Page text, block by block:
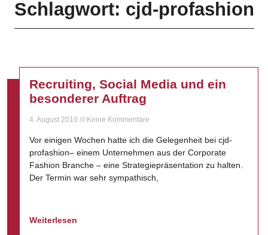
Schlagwort: cjd-profashion
Recruiting, Social Media und ein
besonderer Auftrag
4. August 2010 Keine Kommentare
Vor einigen Wochen hatte ich die Gelegenheit bei cjd-
profashion– einem Unternehmen aus der Corporate
Fashion Branche – eine Strategiepräsentation zu halten.
Der Termin war sehr sympathisch,
Weiterlesen